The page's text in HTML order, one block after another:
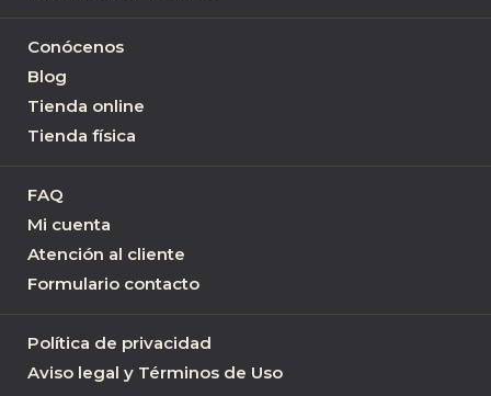
Conócenos
Blog
Tienda online
Tienda física
FAQ
Mi cuenta
Atención al cliente
Formulario contacto
Política de privacidad
Aviso legal y Términos de Uso